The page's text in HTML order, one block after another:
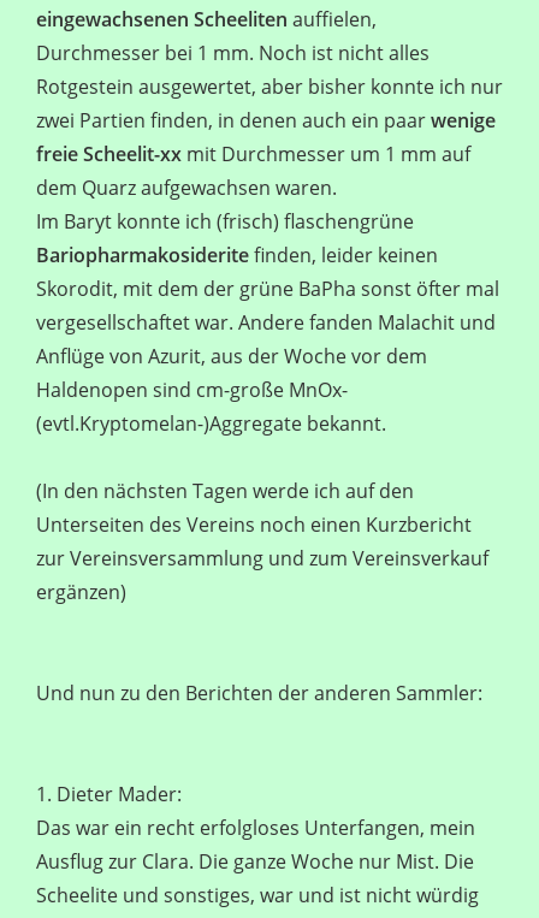
eingewachsenen Scheeliten auffielen,
Durchmesser bei 1 mm. Noch ist nicht alles
Rotgestein ausgewertet, aber bisher konnte ich nur
zwei Partien finden, in denen auch ein paarwenige
freie Scheelit-xx mit Durchmesser um 1 mm auf
dem Quarz aufgewachsen waren.
Im Baryt konnte ich (frisch) flaschengrüne
Bariopharmakosideritefinden, leider keinen
Skorodit, mit dem der grüne BaPha sonst öfter mal
vergesellschaftet war. Andere fanden Malachit und
Anflüge von Azurit, aus der Woche vor dem
Haldenopen sind cm-große MnOx-
(evtl.Kryptomelan-)Aggregate bekannt.
(In den nächsten Tagen werde ich auf den
Unterseiten des Vereins noch einen Kurzbericht
zur Vereinsversammlung und zum Vereinsverkauf
ergänzen)
Und nun zu den Berichten der anderen Sammler:
1. Dieter Mader:
Das war ein recht erfolgloses Unterfangen, mein
Ausflug zur Clara. Die ganze Woche nur Mist. Die
Scheelite und sonstiges, war und ist nicht würdig